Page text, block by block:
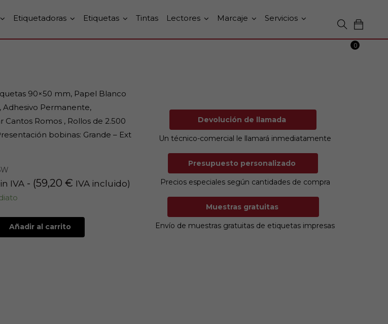
Etiquetadoras Etiquetas Tintas Lectores Marcaje Servicios
0
90×50 mm, Papel Blanco
Adhesivo Permanente,
Cantos Romos , Rollos de 2.500
bobinas: Grande – Ext
IVA - (59,20 € IVA incluido)
Añadir al carrito
Devolución de llamada
Un técnico-comercial le llamará inmediatamente
Presupuesto personalizado
Precios especiales según cantidades de compra
Muestras gratuitas
Envío de muestras gratuitas de etiquetas impresas